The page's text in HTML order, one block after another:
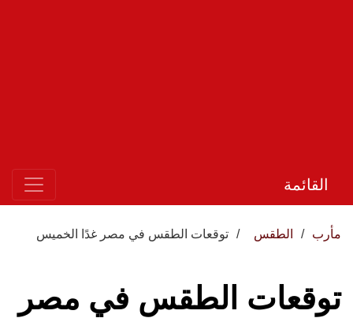
القائمة
مأرب الطقس توقعات الطقس في مصر غدًا الخميس
توقعات الطقس في مصر